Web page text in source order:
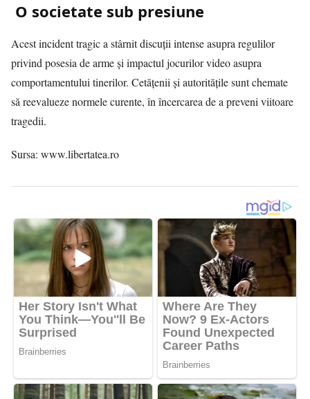
O societate sub presiune
Acest incident tragic a stârnit discuții intense asupra regulilor
privind posesia de arme și impactul jocurilor video asupra
comportamentului tinerilor. Cetățenii și autoritățile sunt chemate
să reevalueze normele curente, în încercarea de a preveni viitoare
tragedii.
Sursa: www.libertatea.ro